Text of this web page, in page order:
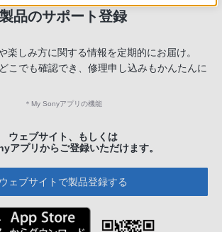
製品のサポート登録
楽しみ方に関する情報を定期的にお届け。
こでも確認でき、修理申し込みもかんたんに
＊ My Sonyアプリの機能
ウェブサイト、もしくは
アプリからご登録いただけます。
ウェブサイトで製品登録する